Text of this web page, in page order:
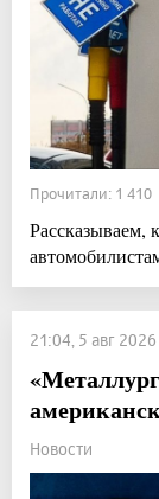
Прочитали: 1
Рассказываем,
21:04, 5 авг 2026
Новости